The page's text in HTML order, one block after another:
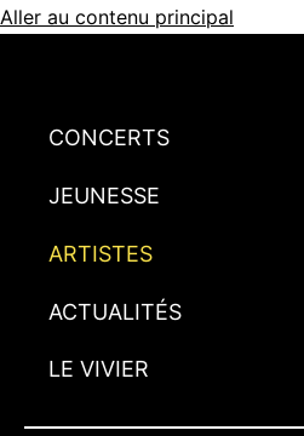
Aller au contenu principal
CONCERTS
JEUNESSE
ARTISTES
ACTUALITÉS
LE VIVIER